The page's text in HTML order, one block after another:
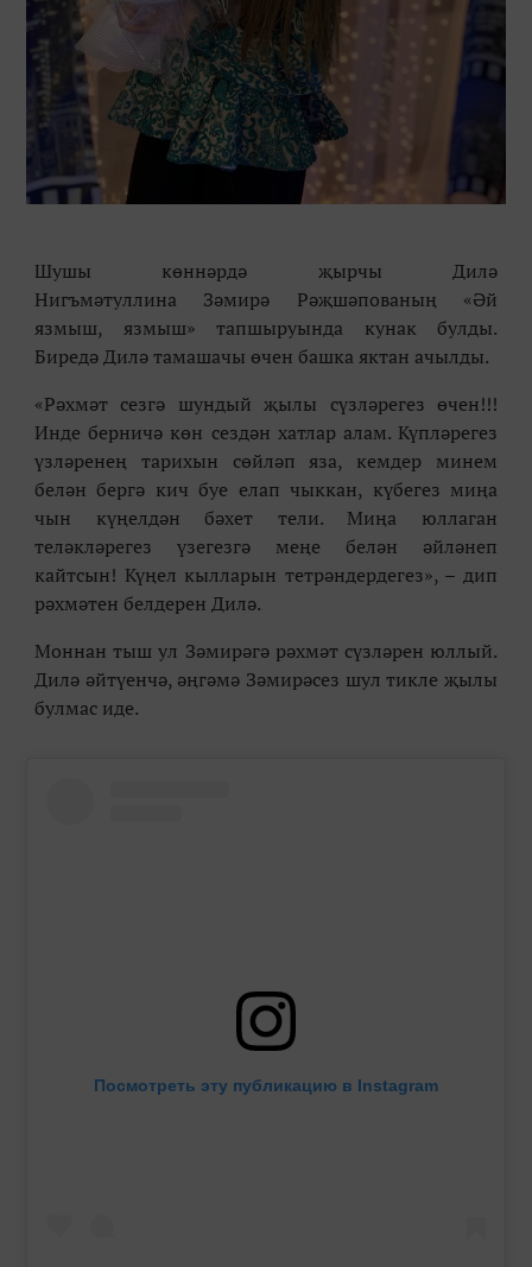
Шушы көннәрдә җырчы Дилә
Нигъмәтуллина Зәмирә Рәҗшәпованың «Әй
язмыш, язмыш» тапшыруында кунак булды.
Биредә Дилә тамашачы өчен башка яктан ачылды.
«Рәхмәт сезгә шундый җылы сүзләрегез өчен!!!
Инде берничә көн сездән хатлар алам. Күпләрегез
үзләренең тарихын сөйләп яза, кемдер минем
белән бергә кич буе елап чыккан, күбегез миңа
чын күңелдән бәхет тели. Миңа юллаган
теләкләрегез үзегезгә меңе белән әйләнеп
кайтсын! Күңел кылларын тетрәндердегез», – дип
рәхмәтен белдерен Дилә.
Моннан тыш ул Зәмирәгә рәхмәт сүзләрен юллый.
Дилә әйтүенчә, әңгәмә Зәмирәсез шул тикле җылы
булмас иде.
Посмотреть эту публикацию в Instagram